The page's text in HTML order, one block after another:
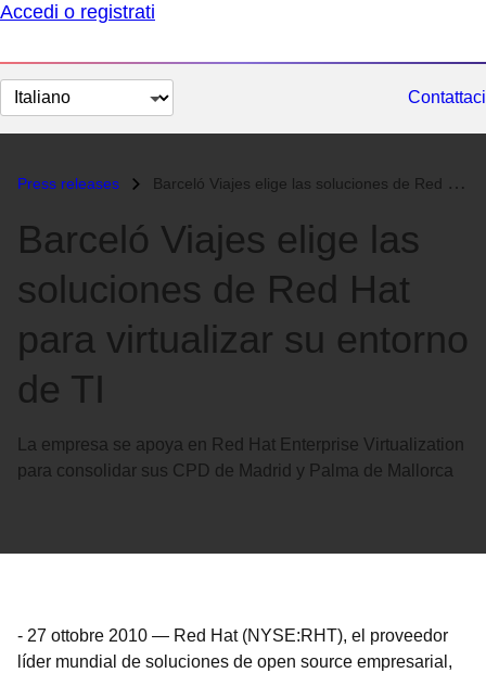
Accedi o registrati
Cambia
lingua
Contattaci
Press releases Barceló Viajes elige las soluciones de Red Hat para virtualizar su ent...
Barceló Viajes elige las
soluciones de Red Hat
para virtualizar su entorno
de TI
La empresa se apoya en Red Hat Enterprise Virtualization
para consolidar sus CPD de Madrid y Palma de Mallorca
- 27 ottobre 2010 — Red Hat (NYSE:RHT), el proveedor
líder mundial de soluciones de open source empresarial,